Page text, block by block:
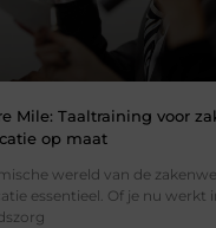
Mile: Taaltraining voor
op maat
wereld van de
essentieel. Of je nu werkt